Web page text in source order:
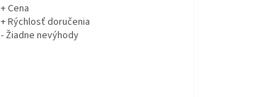
+ Cena
+ Rýchlosť doručenia
- Žiadne nevýhody